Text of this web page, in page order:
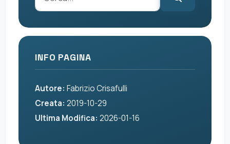
INFO PAGINA
Autore: Fabrizio Crisafulli
Creata: 2019-10-29
Ultima Modifica: 2026-01-16